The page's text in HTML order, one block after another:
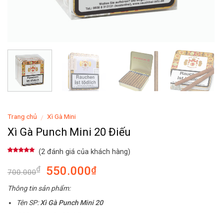
Trang chủ / Xì Gà Mini
Xì Gà Punch Mini 20 Điếu
đánh giá
(2 đánh giá của khách hàng)
700.000₫ 550.000₫
Thông tin sản phẩm:
Tên SP:Xì Gà Punch Mini 20